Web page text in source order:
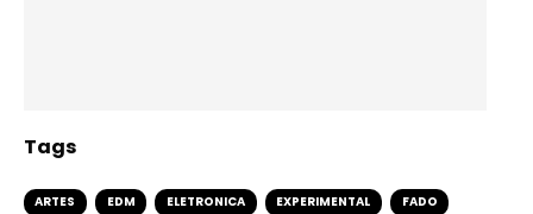
Tags
ARTES EDM ELETRONICA EXPERIMENTAL FADO